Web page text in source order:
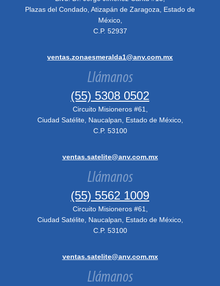
Plazas del Condado, Atizapán de Zaragoza, Estado de
México,
C.P. 52937
ventas.zonaesmeralda1@anv.com.mx
Llámanos
(55) 5308 0502
Circuito Misioneros #61,
Ciudad Satélite, Naucalpan, Estado de México,
C.P. 53100
ventas.satelite@anv.com.mx
Llámanos
(55) 5562 1009
Circuito Misioneros #61,
Ciudad Satélite, Naucalpan, Estado de México,
C.P. 53100
ventas.satelite@anv.com.mx
Llámanos